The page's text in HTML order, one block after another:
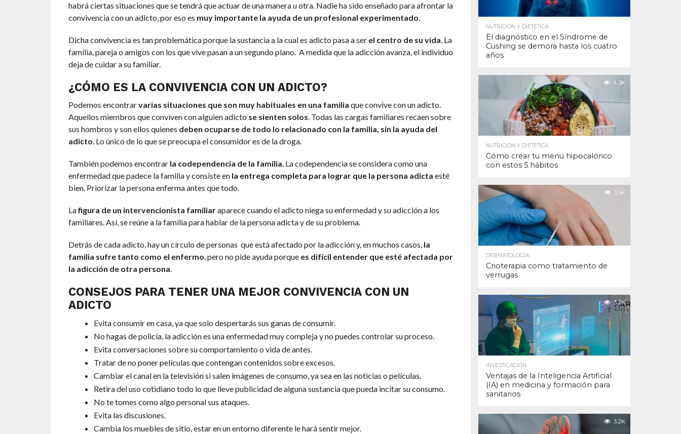
habrá ciertas situaciones que se tendrá que actuar de una manera u otra. Nadie ha sido enseñado para afrontar la
convivencia con un adicto, por eso es muy importante la ayuda de un profesional experimentado.
Dicha convivencia es tan problemática porque la sustancia a la cual es adicto pasa a ser el centro de su vida. La
familia, pareja o amigos con los que vive pasan a un segundo plano. A medida que la adicción avanza, el individuo
deja de cuidar a su familiar.
¿CÓMO ES LA CONVIVENCIA CON UN ADICTO?
Podemos encontrarvarias situaciones que son muy habituales en una familia que convive con un adicto.
Aquellos miembros que conviven con alguien adicto se sienten solos. Todas las cargas familiares recaen sobre
sus hombros y son ellos quienes deben ocuparse de todo lo relacionado con la familia, sin la ayuda del
adicto. Lo único de lo que se preocupa el consumidor es de la droga.
También podemos encontrar la codependencia de la familia. La codependencia se considera como una
enfermedad que padece la familia y consiste en la entrega completa para lograr que la persona adicta esté
bien. Priorizar la persona enferma antes que todo.
Lafigura de un intervencionista familiaraparece cuando el adicto niega su enfermedad y su adicción a los
familiares. Así, se reúne a la familia para hablar de la persona adicta y de su problema.
Detrás de cada adicto, hay un círculo de personas que está afectado por la adicción y, en muchos casos, la
familia sufre tanto como el enfermo, pero no pide ayuda porque es difícil entender que esté afectada por
la adicción de otra persona.
CONSEJOS PARA TENER UNA MEJOR CONVIVENCIA CON UN
ADICTO
Evita consumir en casa, ya que solo despertarás sus ganas de consumir.
No hagas de policía, la adicción es una enfermedad muy compleja y no puedes controlar su proceso.
Evita conversaciones sobre su comportamiento o vida de antes.
Tratar de no poner películas que contengan contenidos sobre excesos.
Cambiar el canal en la televisión si salen imágenes de consumo, ya sea en las noticias o películas.
Retira del uso cotidiano todo lo que lleve publicidad de alguna sustancia que pueda incitar su consumo.
No te tomes como algo personal sus ataques.
Evita las discusiones.
Cambia los muebles de sitio, estar en un entorno diferente le hará sentir mejor.
NUTRICIÓN Y DIETÉTICA
El diagnóstico en el Síndrome de
Cushing se demora hasta los cuatro
años
4.3K
NUTRICIÓN Y DIETÉTICA
Cómo crear tu menú hipocalórico
con estos 5 hábitos
3.5K
DERMATOLOGÍA
Crioterapia como tratamiento de
verrugas
3.2K
INVESTIGACIÓN
Ventajas de la Inteligencia Artificial
(IA) en medicina y formación para
sanitarios
3.2K